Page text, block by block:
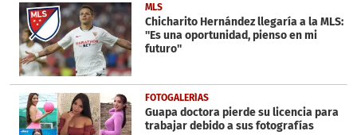
MLS
Chicharito Hernández llegaría a la MLS:
''Es una oportunidad, pienso en mi
futuro''
FOTOGALERÍAS
Guapa doctora pierde su licencia para
trabajar debido a sus fotografías